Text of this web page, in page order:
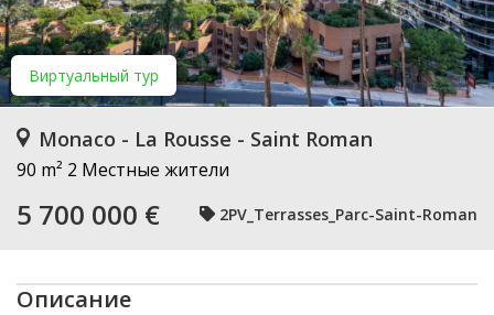
Виртуальный тур
Monaco - La Rousse - Saint Roman
90 m² 2 Местные жители
5 700 000 € 2PV_Terrasses_Parc-Saint-Roman
Описание